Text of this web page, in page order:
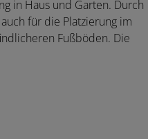
in Haus und Garten. Durch
für die Platzierung im
Fußböden. Die